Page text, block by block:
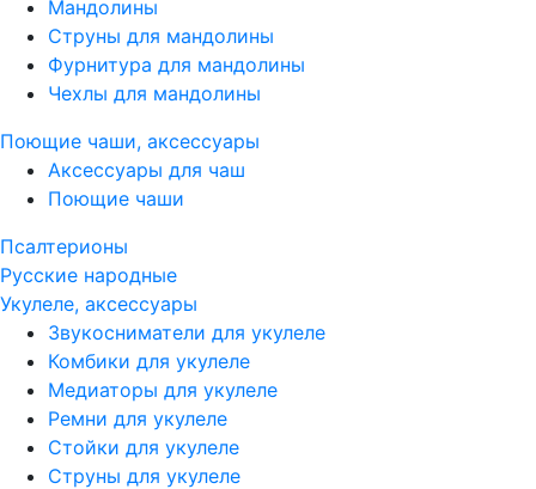
Мандолины
Струны для мандолины
Фурнитура для мандолины
Чехлы для мандолины
Поющие чаши, аксессуары
Аксессуары для чаш
Поющие чаши
Псалтерионы
Русские народные
Укулеле, аксессуары
Звукосниматели для укулеле
Комбики для укулеле
Медиаторы для укулеле
Ремни для укулеле
Стойки для укулеле
Струны для укулеле